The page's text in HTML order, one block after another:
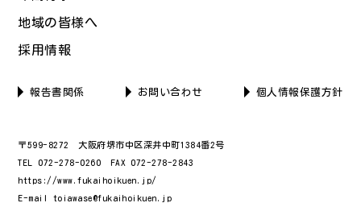
地域の皆様へ
採用情報
報告書関係 お問い合わせ 個人情報保護方針
〒599-8272 大阪府堺市中区深井中町1384番2号
TEL 072-278-0260 FAX 072-278-2843
https://www.fukaihoikuen.jp/
E-mail toiawase@fukaihoikuen.jp